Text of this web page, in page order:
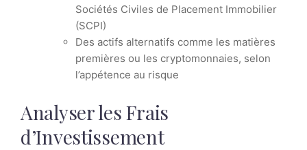
Sociétés Civiles de Placement Immobilier
(SCPI)
Des actifs alternatifs comme les matières
premières ou les cryptomonnaies, selon
l’appétence au risque
Analyser les Frais
d’Investissement